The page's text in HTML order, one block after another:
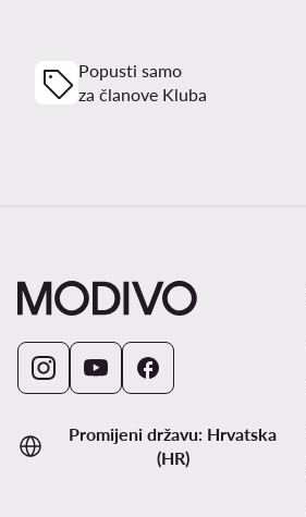
Popusti samo
za članove Kluba
Promijeni državu: Hrvatska
(HR)